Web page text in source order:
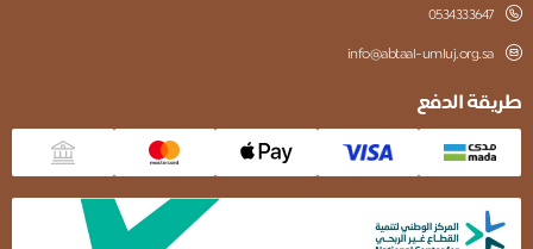
0534333647
info@abtaal-umluj.org.sa
طريقة الدفع